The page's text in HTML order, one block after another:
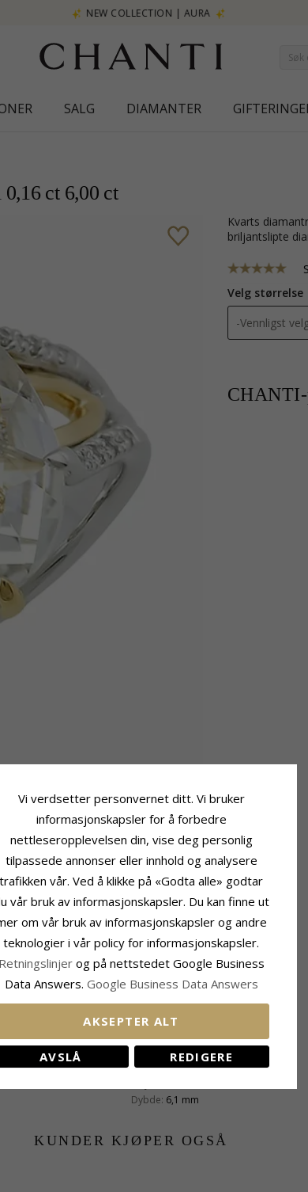
NEW COLLECTION | AURA
SALG DIAMANTER
ct 6,00 ct
kvarts diamantring i 14 karat gull og hvitt gull med blank overflate og 28
briljantslipte
Velg størrelse
Sten
Sten: Klar Quartz
Karat:6,00
Fatning
Dybde: 6,1 mm
KUNDER KJØPER OGSÅ
Vi verdsetter personvernet ditt. Vi bruker
informasjonskapsler for å forbedre
nettleseropplevelsen din, vise deg personlig
tilpassede annonser eller innhold og analysere
trafikken vår. Ved å klikke på «Godta alle» godtar
vår bruk av informasjonskapsler. Du kan finne ut
om vår bruk av informasjonskapsler og andre
teknologier i vår policy for informasjonskapsler.
Retningslinjer og på nettstedet Google Business
Data Answers. Google Business Data Answers
AKSEPTER ALT
AVSLÅ REDIGERE